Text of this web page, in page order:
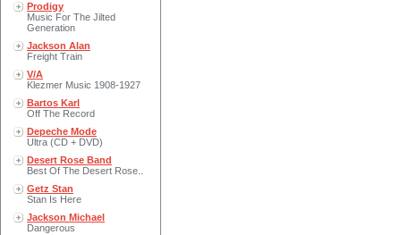
Prodigy
Music For The Jilted
Generation
Jackson Alan
Freight Train
V/A
Klezmer Music 1908-1927
Bartos Karl
Off The Record
Depeche Mode
Ultra (CD + DVD)
Desert Rose Band
Best Of The Desert Rose..
Getz Stan
Stan Is Here
Jackson Michael
Dangerous